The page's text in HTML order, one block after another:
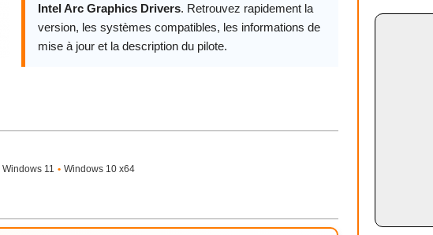
Intel Arc Graphics Drivers. Retrouvez rapidement la
version, les systèmes compatibles, les informations de
mise à jour et la description du pilote.
Windows 11 • Windows 10 x64